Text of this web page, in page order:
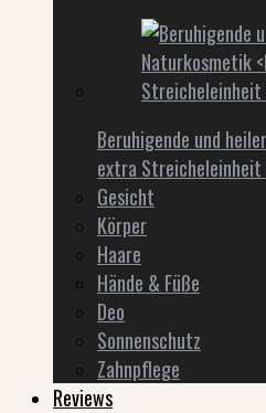
Beruhigende und
extra
Gesicht
Körper
Haare
Hände & Füße
Deo
Sonnenschutz
Zahnpflege
Reviews